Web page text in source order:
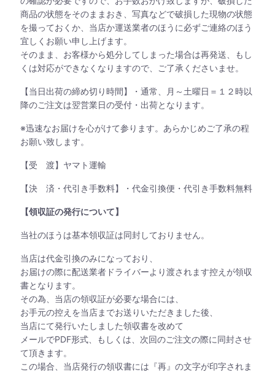
商品の状態をそのままおき、写真などで破損した現物の状態
を撮っておくか、当店か運送業者のほうに必ずご連絡のほう
宜しくお願い申し上げます。
そのまま、お客様から処分してしまった場合は再発送、もし
くは対応ができなくなりますので、ご了承くださいませ。
【当日出荷の締め切り時間】・通常、月～土曜日＝１２時以
降のご注文は翌営業日の受付・出荷となります。
※迅速なお届けを心がけて参ります。あらかじめご了承の程
お願い致します。
【受 渡】ヤマト運輸
【決 済・代引き手数料】・代金引換便・代引き手数料無料
【領収証の発行について】
当社のほうは基本領収証は同封しておりません。
当店は代金引換のみになっており、
お届けの際に配送業者ドライバーより渡されます控えが領収
書となります。
その為、当店の領収証が必要な場合には、
お手元の控えを当店までお送りいただきました後、
当店にて発行いたしました領収書を改めて
メールでPDF形式、もしくは、次回のご注文の際に同封させ
て頂きます。
この場合、当店発行の領収書には『再』の文字が印字されま